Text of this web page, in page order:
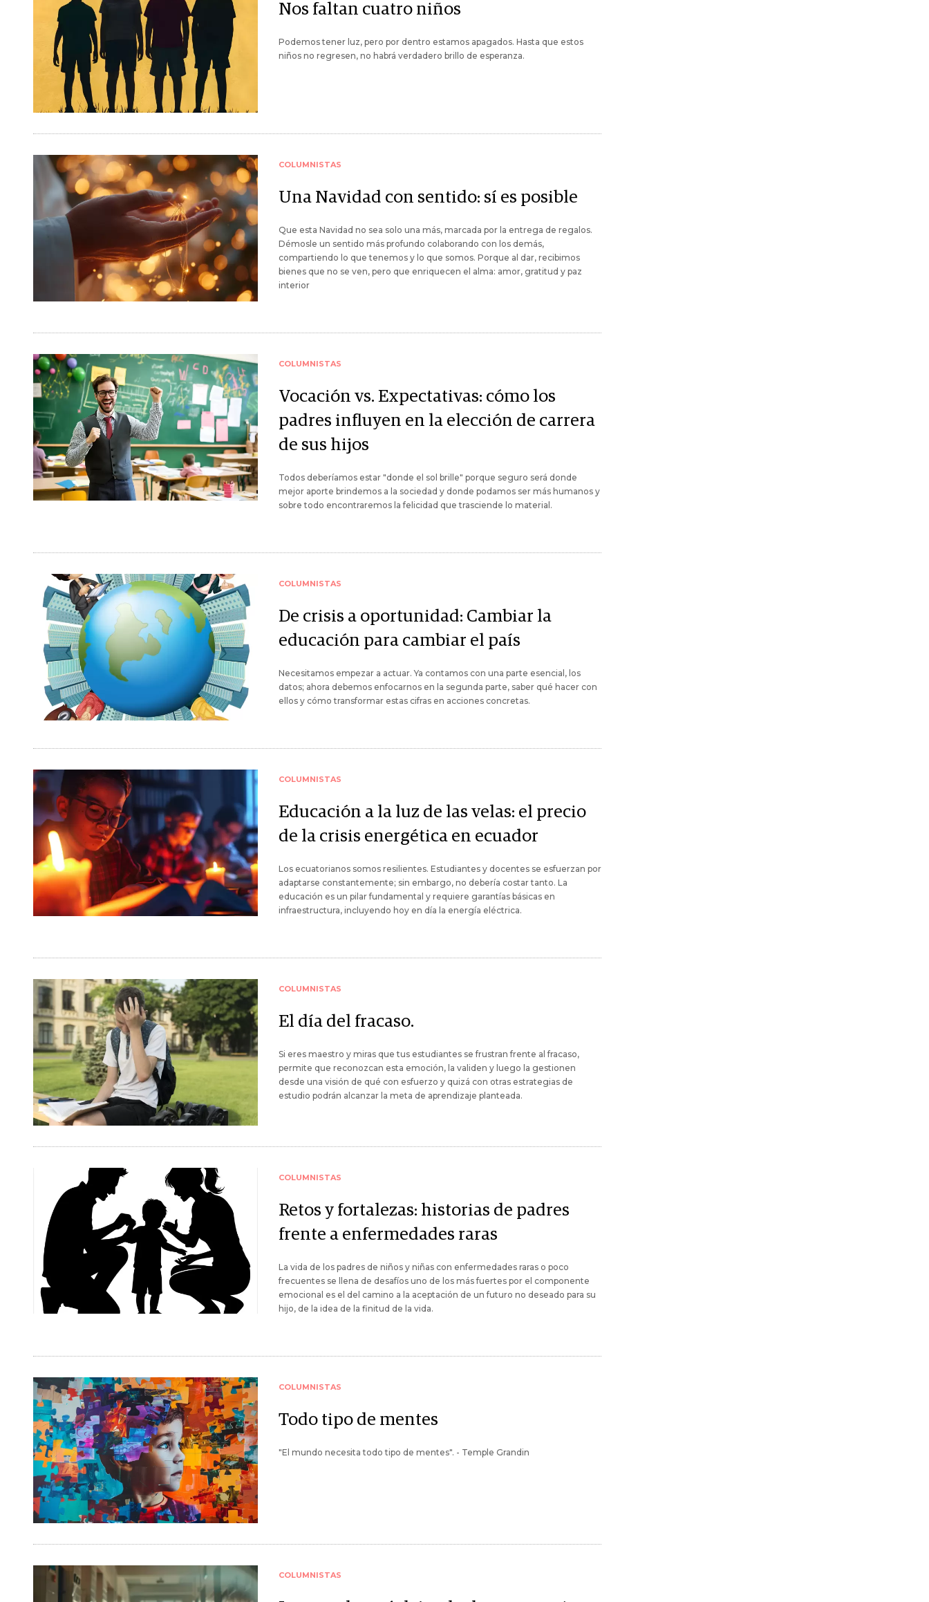
Nos faltan cuatro niños
Podemos tener luz, pero por dentro estamos apagados. Hasta que estos
niños no regresen, no habrá verdadero brillo de esperanza.
COLUMNISTAS
Una Navidad con sentido: sí es posible
Que esta Navidad no sea solo una más, marcada por la entrega de regalos.
Démosle un sentido más profundo colaborando con los demás,
compartiendo lo que tenemos y lo que somos. Porque al dar, recibimos
bienes que no se ven, pero que enriquecen el alma: amor, gratitud y paz
interior
COLUMNISTAS
Vocación vs. Expectativas: cómo los
padres influyen en la elección de carrera
de sus hijos
Todos deberíamos estar "donde el sol brille" porque seguro será donde
mejor aporte brindemos a la sociedad y donde podamos ser más humanos y
sobre todo encontraremos la felicidad que trasciende lo material.
COLUMNISTAS
De crisis a oportunidad: Cambiar la
educación para cambiar el país
Necesitamos empezar a actuar. Ya contamos con una parte esencial, los
datos; ahora debemos enfocarnos en la segunda parte, saber qué hacer con
ellos y cómo transformar estas cifras en acciones concretas.
COLUMNISTAS
Educación a la luz de las velas: el precio
de la crisis energética en ecuador
Los ecuatorianos somos resilientes. Estudiantes y docentes se esfuerzan por
adaptarse constantemente; sin embargo, no debería costar tanto. La
educación es un pilar fundamental y requiere garantías básicas en
infraestructura, incluyendo hoy en día la energía eléctrica.
COLUMNISTAS
El día del fracaso.
Si eres maestro y miras que tus estudiantes se frustran frente al fracaso,
permite que reconozcan esta emoción, la validen y luego la gestionen
desde una visión de qué con esfuerzo y quizá con otras estrategias de
estudio podrán alcanzar la meta de aprendizaje planteada.
COLUMNISTAS
Retos y fortalezas: historias de padres
frente a enfermedades raras
La vida de los padres de niños y niñas con enfermedades raras o poco
frecuentes se llena de desafíos uno de los más fuertes por el componente
emocional es el del camino a la aceptación de un futuro no deseado para su
hijo, de la idea de la finitud de la vida.
COLUMNISTAS
Todo tipo de mentes
"El mundo necesita todo tipo de mentes". - Temple Grandin
COLUMNISTAS